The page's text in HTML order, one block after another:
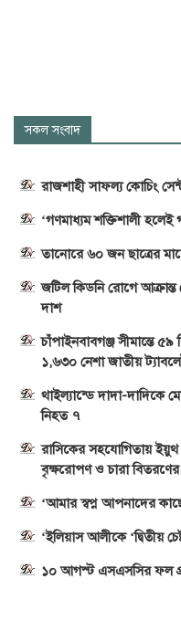
সকল সংবাদ
রাজশাহী সাফল্য কোচিং
‘গণমাধ্যম শক্তিশালী হলেই
তানোরে ৬০ জন ছাত্রের
জটিল কিডনি রোগে
দাশ
চাঁপাইনবাবগঞ্জ সীমান্তে
১,৬৩০ নেশা জাতীয়
থাইল্যান্ডে দাদা-দাদিকে
নিহত ৭
রাসিকের সহযোগিতায় ইয়ুথ
বৃক্ষরোপণ ও চারা
‘আমার স্বপ্ন আপনাদের
‘ইলিয়াস আলীকে ‘দ্বিতীয়
১০ আগস্ট এসএসসির ফল